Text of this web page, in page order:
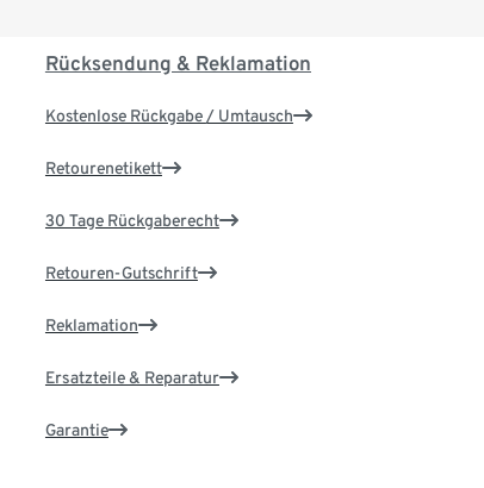
Rücksendung & Reklamation
Kostenlose Rückgabe / Umtausch
Retourenetikett
30 Tage Rückgaberecht
Retouren-Gutschrift
Reklamation
Ersatzteile & Reparatur
Garantie